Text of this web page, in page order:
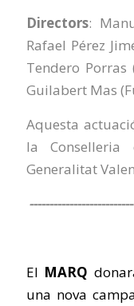
Directors:
Rafael Pérez
Tendero Porras
Guilabert Mas
Aquesta
la
Generalitat
El MARQ
una nova